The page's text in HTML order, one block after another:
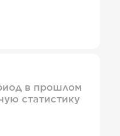
в прошлом
статистику